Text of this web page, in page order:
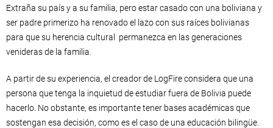
Extraña su país y a su familia, pero estar casado con una boliviana y
ser padre primerizo ha renovado el lazo con sus raíces bolivianas
para que su herencia cultural permanezca en las generaciones
venideras de la familia.
A partir de su experiencia, el creador de LogFire considera que una
persona que tenga la inquietud de estudiar fuera de Bolivia puede
hacerlo. No obstante, es importante tener bases académicas que
sostengan esa decisión, como es el caso de una educación bilingüe.